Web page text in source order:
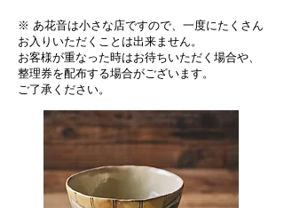
※ あ花音は小さな店ですので、一度にたくさん
お入りいただくことは出来ません。
​お客様が重なった時はお待ちいただく場合や、
整理券を配布する場合がございます。
​​ご了承ください。